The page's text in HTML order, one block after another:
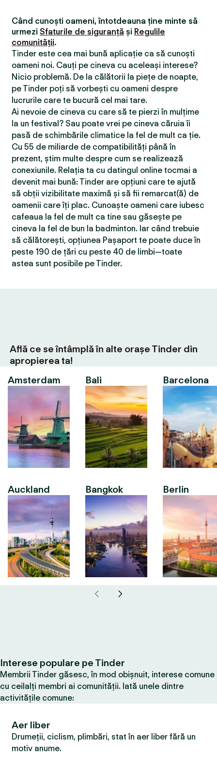
Când cunoști oameni, întotdeauna ține minte să
urmezi Sfaturile de siguranță și Regulile
comunității.
Tinder este cea mai bună aplicație ca să cunoști
oameni noi. Cauți pe cineva cu aceleași interese?
Nicio problemă. De la călătorii la piețe de noapte,
pe Tinder poți să vorbești cu oameni despre
lucrurile care te bucură cel mai tare.
Ai nevoie de cineva cu care să te pierzi în mulțime
la un festival? Sau poate vrei pe cineva căruia îi
pasă de schimbările climatice la fel de mult ca ție.
Cu 55 de miliarde de compatibilităţi până în
prezent, știm multe despre cum se realizează
conexiunile. Relația ta cu datingul online tocmai a
devenit mai bună: Tinder are opțiuni care te ajută
să obții vizibilitate maximă și să fii remarcat(ă) de
oamenii care îți plac. Cunoaște oameni care iubesc
cafeaua la fel de mult ca tine sau găsește pe
cineva la fel de bun la badminton. Iar când trebuie
să călătorești, opțiunea Pașaport te poate duce în
peste 190 de țări cu peste 40 de limbi—toate
astea sunt posibile pe Tinder.
Află ce se întâmplă în alte orașe Tinder din
apropierea ta!
Amsterdam
Auckland
Bali
Bangkok
Barcelona
Berlin
Interese populare pe Tinder
Membrii Tinder găsesc, în mod obișnuit, interese comune
cu ceilalți membri ai comunității. Iată unele dintre
activitățile comune:
Aer liber
Drumeții, ciclism, plimbări, stat în aer liber fără un
motiv anume.